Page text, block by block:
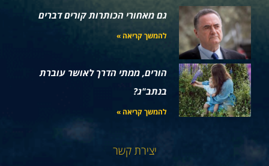
גם מאחורי הכותרות קורים דברים
להמשך קריאה »
הורים, ממתי הדרך לאושר עוברת
בנתב"ג?
להמשך קריאה »
יצירת קשר